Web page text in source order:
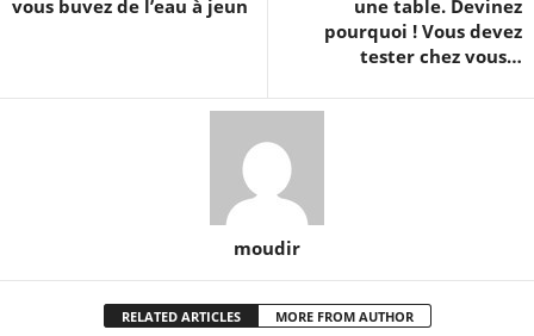
vous buvez de l’eau à jeun
une table. Devinez
pourquoi ! Vous devez
tester chez vous…
moudir
RELATED ARTICLES MORE FROM AUTHOR